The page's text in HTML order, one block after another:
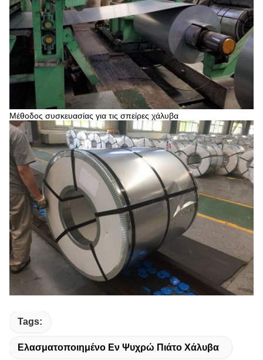
Μέθοδος συσκευασίας για τις σπείρες χάλυβα
Tags:
Ελασματοποιημένο Εν Ψυχρώ Πιάτο Χάλυβα